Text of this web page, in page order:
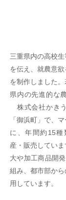
三重県内の高校
を伝え、就農意
を制作しました
県内の先進的な
株式会社かき
「御浜町」で、
に、年間約15
産・販売してい
大や加工商品開
組み、都市部か
用しています。